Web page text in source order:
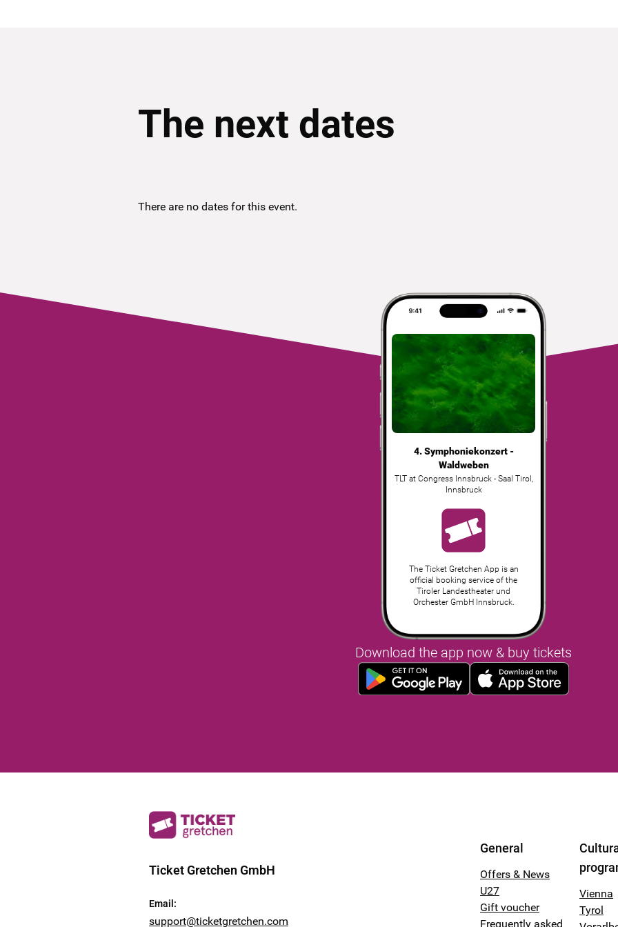
The next dates
There are no dates for this event.
4. Symphoniekonzert -
Waldweben
TLT at Congress Innsbruck - Saal Tirol ,
Innsbruck
The Ticket Gretchen App is an
official booking service of the
Tiroler Landestheater und
Orchester GmbH Innsbruck.
Download the app now & buy tickets
Ticket Gretchen GmbH
Email :
support@ticketgretchen.com
General
Offers & News
U27
Gift voucher
Frequently asked
Vienna
Tyrol